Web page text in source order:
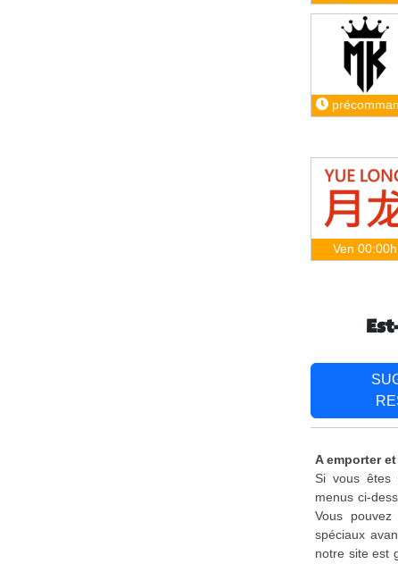
Ven 00:00h
A emporter
Si vous êtes
menus ci-
Vous
spéciaux
notre site est